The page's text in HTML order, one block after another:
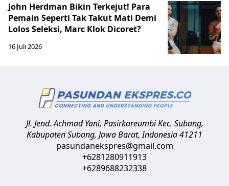
John Herdman Bikin Terkejut! Para
Pemain Seperti Tak Takut Mati Demi
Lolos Seleksi, Marc Klok Dicoret?
16 Juli 2026
Jl. Jend. Achmad Yani, Pasirkareumbi Kec. Subang,
Kabupaten Subang, Jawa Barat,Indonesia41211
pasundanekspres@gmail.com
+6281280911913
+6289688232338